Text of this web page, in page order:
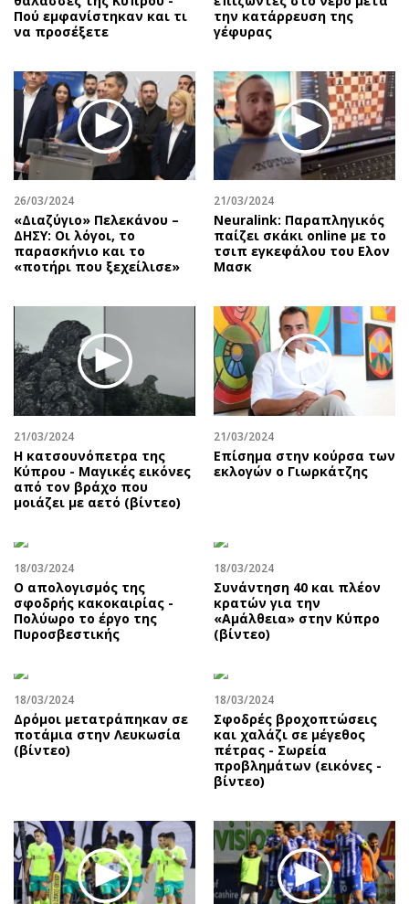
Πού εμφανίστηκαν και τι
να προσέξετε
την κατάρρευση της
γέφυρας
26/03/2024
«Διαζύγιο» Πελεκάνου –
ΔΗΣΥ: Οι λόγοι, το
παρασκήνιο και το
«ποτήρι που ξεχείλισε»
21/03/2024
Neuralink: Παραπληγικός
παίζει σκάκι online με το
τσιπ εγκεφάλου του Ελον
Μασκ
21/03/2024
Η κατσουνόπετρα της
Κύπρου - Μαγικές εικόνες
από τον βράχο που
μοιάζει με αετό (βίντεο)
21/03/2024
Επίσημα στην κούρσα των
εκλογών ο Γιωρκάτζης
18/03/2024
Ο απολογισμός της
σφοδρής κακοκαιρίας -
Πολύωρο το έργο της
Πυροσβεστικής
18/03/2024
Συνάντηση 40 και πλέον
κρατών για την
«Αμάλθεια» στην Κύπρο
(βίντεο)
18/03/2024
Δρόμοι μετατράπηκαν σε
ποτάμια στην Λευκωσία
(βίντεο)
18/03/2024
Σφοδρές βροχοπτώσεις
και χαλάζι σε μέγεθος
πέτρας - Σωρεία
προβλημάτων (εικόνες -
βίντεο)